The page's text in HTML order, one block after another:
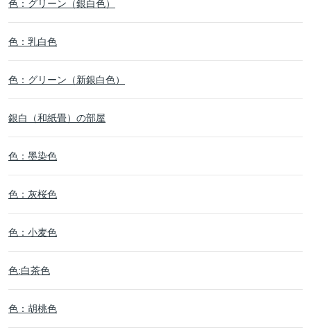
色：グリーン（銀白色）
色：乳白色
色：グリーン（新銀白色）
銀白（和紙畳）の部屋
色：墨染色
色：灰桜色
色：小麦色
色:白茶色
色：胡桃色